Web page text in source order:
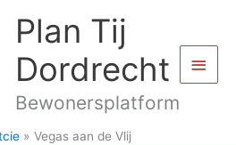
Plan Tij
Dordrecht
Bewonersplatform
Vegas aan de Vlij